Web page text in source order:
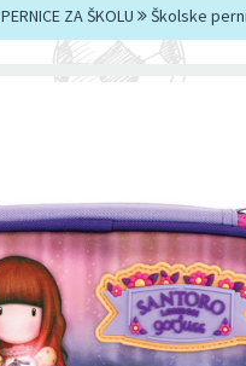
PERNICE ZA ŠKOLU Školske